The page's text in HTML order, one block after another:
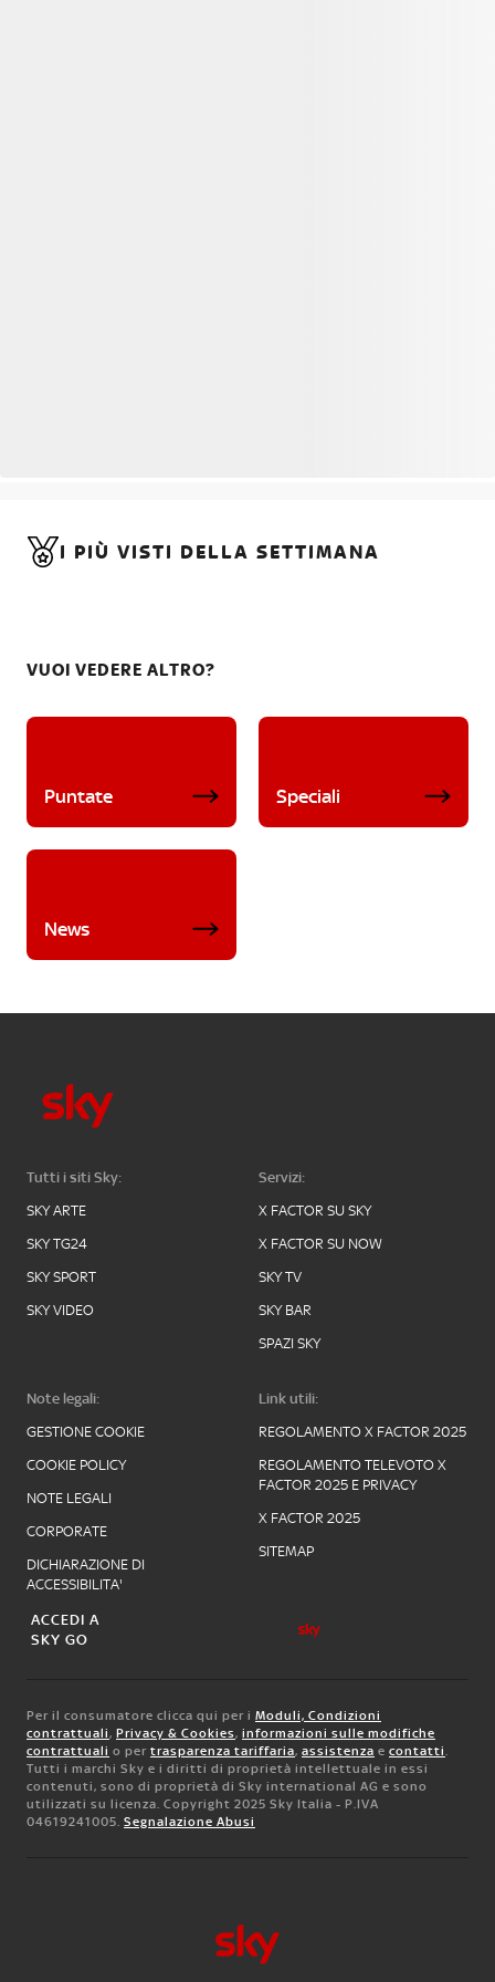
I PIÙ VISTI DELLA SETTIMANA
VUOI VEDERE ALTRO?
Puntate Speciali
News
Tutti i siti Sky:
SKY ARTE
SKY TG24
SKY SPORT
SKY VIDEO
Servizi:
X FACTOR SU SKY
X FACTOR SU NOW
SKY TV
SKY BAR
SPAZI SKY
Note legali:
GESTIONE COOKIE
COOKIE POLICY
NOTE LEGALI
CORPORATE
DICHIARAZIONE DI
ACCESSIBILITA'
Link utili:
REGOLAMENTO X FACTOR 2025
REGOLAMENTO TELEVOTO X
FACTOR 2025 E PRIVACY
X FACTOR 2025
SITEMAP
ACCEDI A
SKY GO
Per il consumatore clicca qui per i Moduli, Condizioni
contrattuali, Privacy & Cookies, informazioni sulle modifiche
contrattuali o per trasparenza tariffaria, assistenza e contatti.
Tutti i marchi Sky e i diritti di proprietà intellettuale in essi
contenuti, sono di proprietà di Sky international AG e sono
utilizzati su licenza. Copyright 2025 Sky Italia - P.IVA
04619241005. Segnalazione Abusi